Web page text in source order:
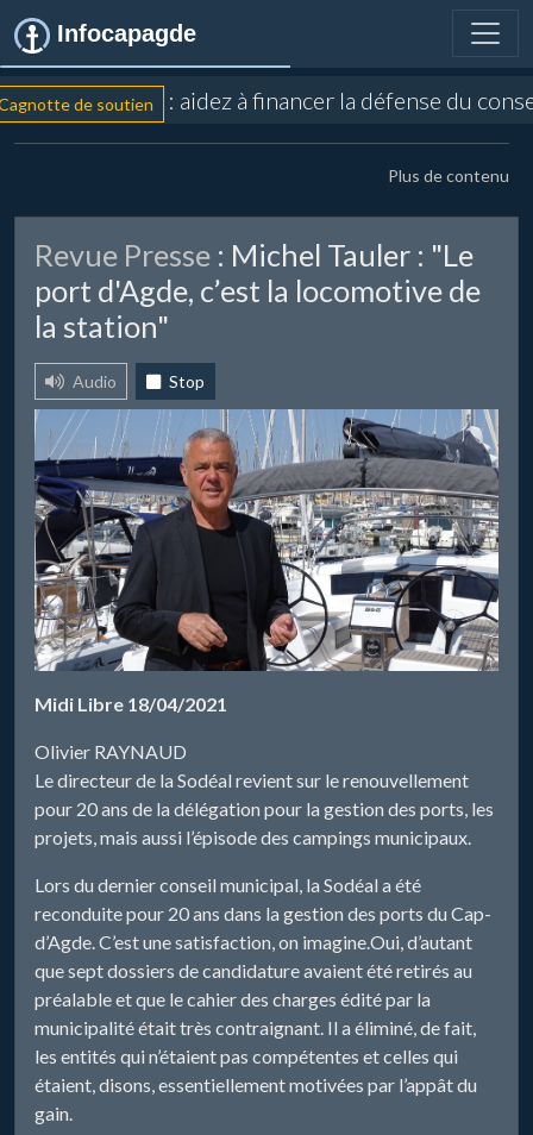
Infocapagde
de soutien : aidez à financer la défense du
Plus de contenu
Revue Presse : Michel Tauler : "Le
port d'Agde, c’est la locomotive de
la station"
Audio Stop
Midi Libre 18/04/2021
Olivier RAYNAUD
Le directeur de la Sodéal revient sur le renouvellement
pour 20 ans de la délégation pour la gestion des ports, les
projets, mais aussi l’épisode des campings municipaux.
Lors du dernier conseil municipal, la Sodéal a été
reconduite pour 20 ans dans la gestion des ports du Cap-
d’Agde. C’est une satisfaction, on imagine.Oui, d’autant
que sept dossiers de candidature avaient été retirés au
préalable et que le cahier des charges édité par la
municipalité était très contraignant. Il a éliminé, de fait,
les entités qui n’étaient pas compétentes et celles qui
étaient, disons, essentiellement motivées par l’appât du
gain.